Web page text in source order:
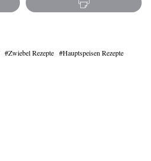
Zwiebel Rezepte
Hauptspeisen Rezepte